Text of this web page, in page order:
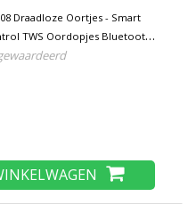
Draadloze Oortjes - Smart
TWS Oordopjes Bluetooth
Buds Oortelefoon Rood